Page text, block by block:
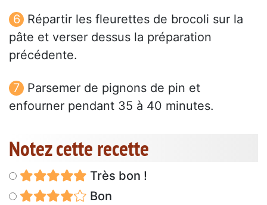
Répartir les fleurettes de brocoli sur la
pâte et verser dessus la préparation
précédente.
Parsemer de pignons de pin et
enfourner pendant 35 à 40 minutes.
Notez cette recette
Très bon !
Bon